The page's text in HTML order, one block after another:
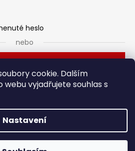
cookie. Dalším
vyjadřujete souhlas s
Nastavení
heslo
nebo